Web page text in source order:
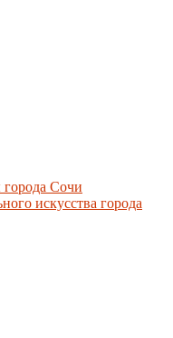
Сочи
искусства города